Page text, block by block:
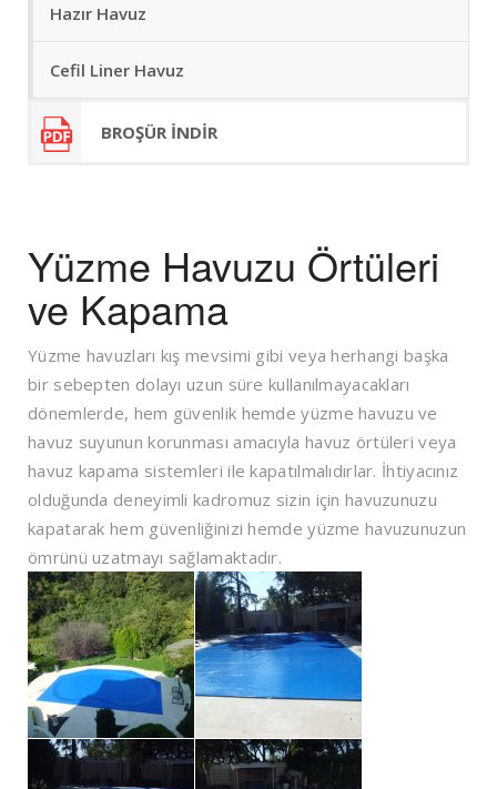
Hazır Havuz
Cefil Liner Havuz
BROŞÜR INDIR
Yüzme Havuzu Örtüleri
ve Kapama
Yüzme havuzları kış mevsimi gibi veya herhangi başka
bir sebepten dolayı uzun süre kullanılmayacakları
dönemlerde, hem güvenlik hemde yüzme havuzu ve
havuz suyunun korunması amacıyla havuz örtüleri veya
havuz kapama sistemleri ile kapatılmalıdırlar. İhtiyacınız
olduğunda deneyimli kadromuz sizin için havuzunuzu
kapatarak hem güvenliğinizi hemde yüzme havuzunuzun
ömrünü uzatmayı sağlamaktadır.